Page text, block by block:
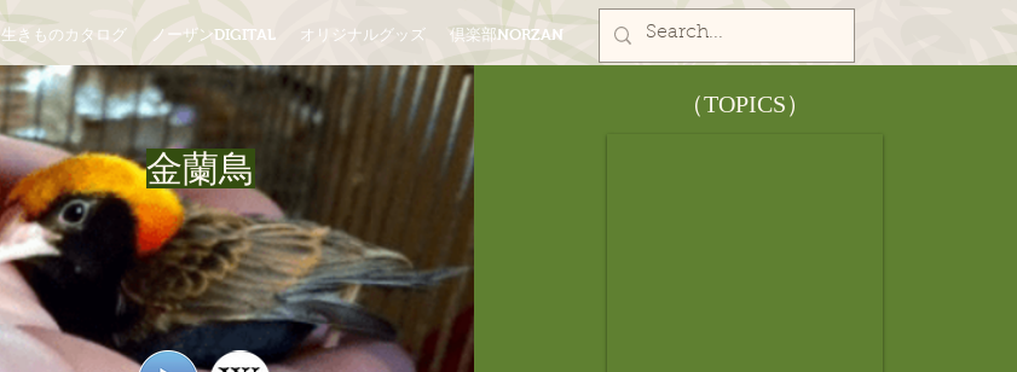
生きものカタログ ノーザンDIGITAL オリジナルグッズ 倶楽部NORZAN
金蘭鳥
​（TOPICS）